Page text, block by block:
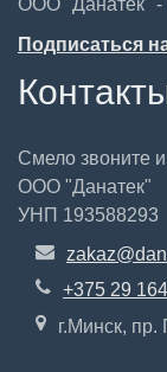
ООО "Данатек" -
Подписаться
Смело звоните
ООО "Данатек"
УНП 193588293
+375 29
г.Минск,